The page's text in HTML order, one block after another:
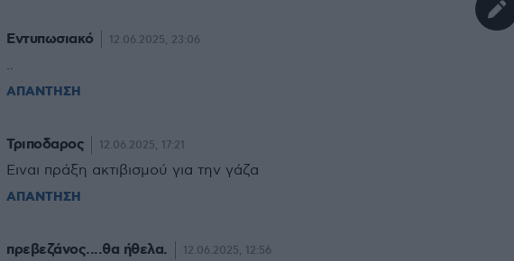
Εντυπωσιακό 12.06.2025, 23:06
..
ΑΠΑΝΤΗΣΗ
Τριποδαρος 12.06.2025, 17:21
Eιναι πράξη ακτιβισμού για την γάζα
ΑΠΑΝΤΗΣΗ
πρεβεζάνος....θα ήθελα. 12.06.2025, 12:56